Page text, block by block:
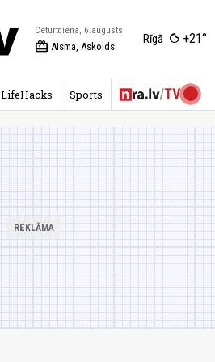
Ceturtdiena, 6.augusts
redeem Aisma, Askolds
Rīgā +21°
LifeHacks Sports